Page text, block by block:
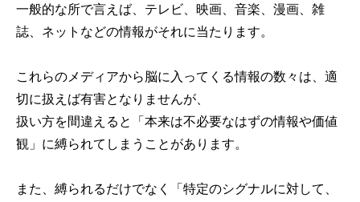
一般的な所で言えば、テレビ、映画、音楽、漫画、雑
誌、ネットなどの情報がそれに当たります。
これらのメディアから脳に入ってくる情報の数々は、適
切に扱えば有害となりませんが、
扱い方を間違えると「本来は不必要なはずの情報や価値
観」に縛られてしまうことがあります。
また、縛られるだけでなく「特定のシグナルに対して、